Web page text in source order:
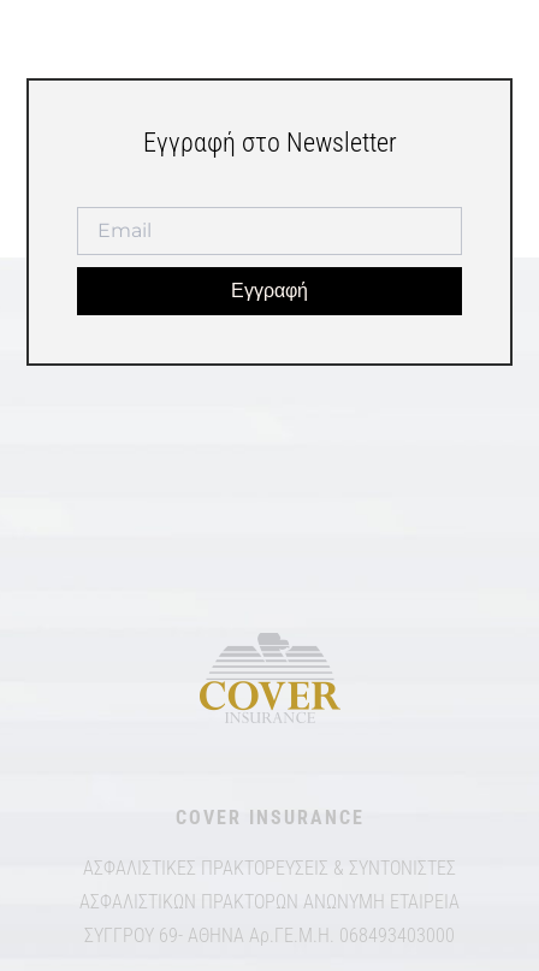
Εγγραφή στο Newsletter
Εγγραφή
COVER INSURANCE
ΑΣΦΑΛΙΣΤΙΚΕΣ ΠΡΑΚΤΟΡΕΥΣΕΙΣ & ΣΥΝΤΟΝΙΣΤΕΣ
ΑΣΦΑΛΙΣΤΙΚΩΝ ΠΡΑΚΤΟΡΩΝ ΑΝΩΝΥΜΗ ΕΤΑΙΡΕΙΑ
ΣΥΓΓΡΟΥ 69- ΑΘΗΝΑ Αρ.ΓΕ.Μ.Η. 068493403000